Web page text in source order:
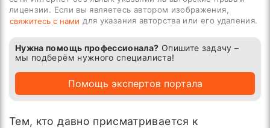
лицензии. Если вы являетесь автором изображения,
свяжитесь с нами для указания авторства или его удаления.
Нужна помощь профессионала? Опишите задачу –
мы подберём нужного специалиста!
Помощь экспертов портала
Тем, кто давно присматривается к